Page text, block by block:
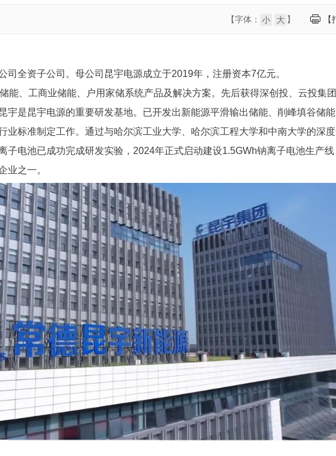
【
【字体： 小 大 】
全资子公司。母公司昆宇电源成立于2019年，注册资本7亿元。
能、工商业储能、户用家储系统产品及解决方案。先后获得深创投、云投集
宇是昆宇电源的重要研发基地。已开发出新能源平滑输出储能、削峰填谷储
标准制定工作。通过与哈尔滨工业大学、哈尔滨工程大学和中南大学的深度
子电池已成功完成研发实验，2024年正式启动建设1.5GWh钠离子电池生产
业之一。